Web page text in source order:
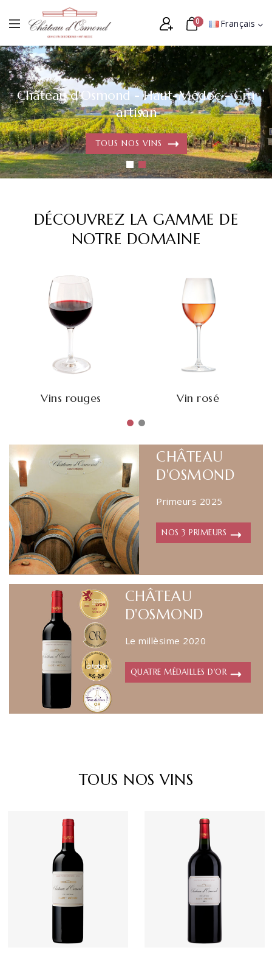
Français
0
Château d'Osmond - Haut-Médoc - Cru
artisan
TOUS NOS VINS
DÉCOUVREZ LA GAMME DE
NOTRE DOMAINE
Vins rouges Vin rosé
CHÂTEAU
D'OSMOND
Primeurs 2025
NOS 3 PRIMEURS
CHÂTEAU
D'OSMOND
Le millèsime 2020
QUATRE MÉDAILLES D'OR
TOUS NOS VINS